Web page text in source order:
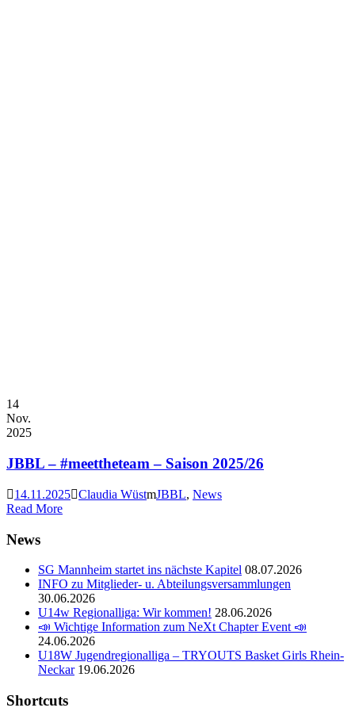
14
Nov.
2025
JBBL – #meettheteam – Saison 2025/26
14.11.2025 Claudia Wüst JBBL, News
Read More
News
SG Mannheim startet ins nächste Kapitel 08.07.2026
INFO zu Mitglieder- u. Abteilungsversammlungen
30.06.2026
U14w Regionalliga: Wir kommen! 28.06.2026
📣 Wichtige Information zum NeXt Chapter Event 📣
24.06.2026
U18W Jugendregionalliga – TRYOUTS Basket Girls Rhein-
Neckar 19.06.2026
Shortcuts